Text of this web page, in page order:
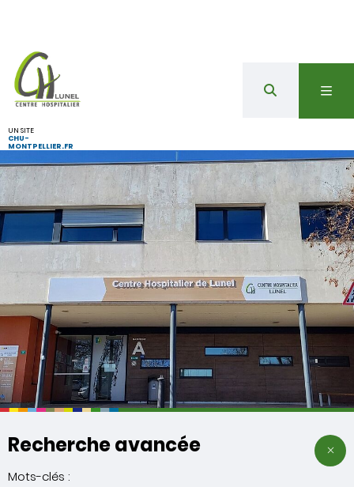
UN SITE
CHU-
MONTPELLIER.FR
Recherche avancée
Mots-clés :